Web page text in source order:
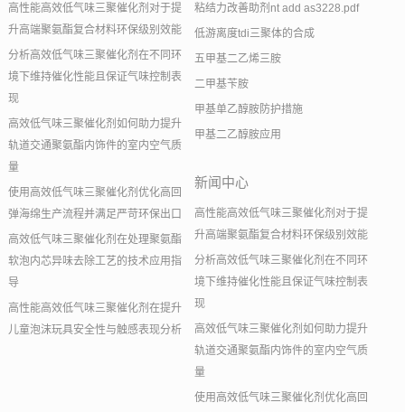
高性能高效低气味三聚催化剂对于提
升高端聚氨酯复合材料环保级别效能
分析高效低气味三聚催化剂在不同环
境下维持催化性能且保证气味控制表
现
高效低气味三聚催化剂如何助力提升
轨道交通聚氨酯内饰件的室内空气质
量
使用高效低气味三聚催化剂优化高回
弹海绵生产流程并满足严苛环保出口
高效低气味三聚催化剂在处理聚氨酯
软泡内芯异味去除工艺的技术应用指
导
高性能高效低气味三聚催化剂在提升
儿童泡沫玩具安全性与触感表现分析
粘结力改善助剂nt add as3228.pdf
低游离度tdi三聚体的合成
五甲基二乙烯三胺
二甲基苄胺
甲基单乙醇胺防护措施
甲基二乙醇胺应用
新闻中心
高性能高效低气味三聚催化剂对于提
升高端聚氨酯复合材料环保级别效能
分析高效低气味三聚催化剂在不同环
境下维持催化性能且保证气味控制表
现
高效低气味三聚催化剂如何助力提升
轨道交通聚氨酯内饰件的室内空气质
量
使用高效低气味三聚催化剂优化高回